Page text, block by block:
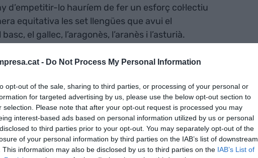
- Do Not Process My Personal Information
opt-out of the sale, sharing to third parties, or processing of your personal or
for targeted advertising by us, please use the below opt-out section to
selection. Please note that after your opt-out request is processed you may
interest-based ads based on personal information utilized by us or personal
to third parties prior to your opt-out. You may separately opt-out of the
of your personal information by third parties on the IAB’s list of downstream
This information may also be disclosed by us to third parties on the IAB’s List of
d’empetitir-lo hauríem de fer un esforç col·lectiu
equitativa les set llengües que avui el
el gallec, l’aragonès, l’aranès i l’asturià.
amb l’argument, lamentable, de que
un atac directe a la democràcia i a l’esforç diari i
futures de conèixer millor la seva
I això passa per normalitzar-ne l’ús,
lo, fer-lo amable i part necessària de la nostra